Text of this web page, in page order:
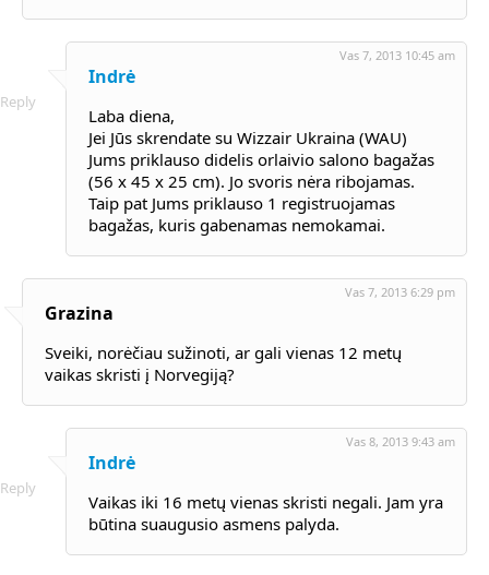
Reply
Indrė
Vas 7, 2013 10:45 am
Laba diena,
Jei Jūs skrendate su Wizzair Ukraina (WAU)
Jums priklauso didelis orlaivio salono bagažas
(56 x 45 x 25 cm). Jo svoris nėra ribojamas.
Taip pat Jums priklauso 1 registruojamas
bagažas, kuris gabenamas nemokamai.
Grazina
Vas 7, 2013 6:29 pm
Sveiki, norėčiau sužinoti, ar gali vienas 12 metų
vaikas skristi į Norvegiją?
Reply
Indrė
Vas 8, 2013 9:43 am
Vaikas iki 16 metų vienas skristi negali. Jam yra
būtina suaugusio asmens palyda.